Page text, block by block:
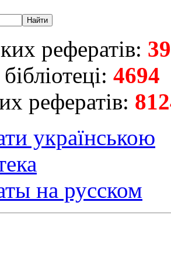
рефератів:
4694
рефератів:
українською
на русском